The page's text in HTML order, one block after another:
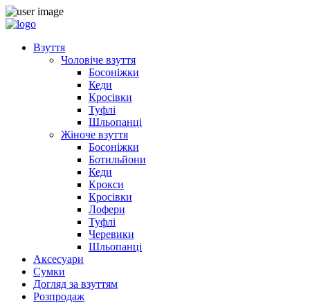
Взуття
Чоловіче взуття
Босоніжки
Кеди
Кросівки
Туфлі
Шльопанці
Жіноче взуття
Босоніжки
Ботильйони
Кеди
Крокси
Кросівки
Лофери
Туфлі
Черевики
Шльопанці
Аксесуари
Сумки
Догляд за взуттям
Розпродаж